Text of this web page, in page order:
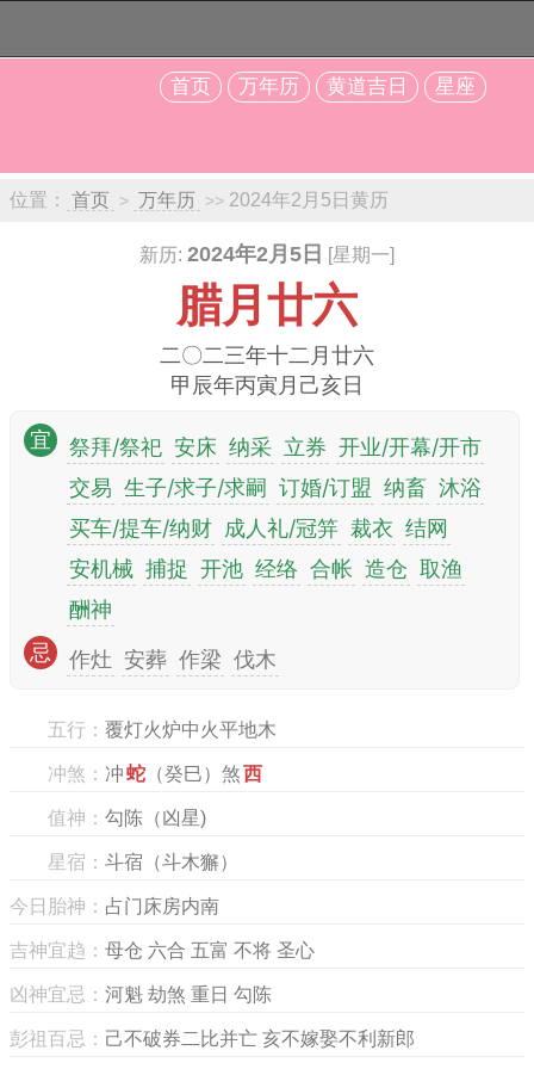
首页 万年历 黄道吉日 星座
位置： 首页 > 万年历 >> 2024年2月5日黄历
新历: 2024年2月5日 [星期一]
腊月廿六
二〇二三年十二月廿六
甲辰年丙寅月己亥日
宜 祭拜/祭祀 安床 纳采 立券 开业/开幕/开市
交易 生子/求子/求嗣 订婚/订盟 纳畜 沐浴
买车/提车/纳财 成人礼/冠笄 裁衣 结网
安机械 捕捉 开池 经络 合帐 造仓 取渔
酬神
忌 作灶 安葬 作梁 伐木
五行： 覆灯火炉中火平地木
冲煞： 冲蛇 （癸巳）煞西
值神： 勾陈（凶星)
星宿： 斗宿（斗木獬）
今日胎神： 占门床房内南
吉神宜趋： 母仓 六合 五富 不将 圣心
凶神宜忌： 河魁 劫煞 重日 勾陈
彭祖百忌： 己不破券二比并亡 亥不嫁娶不利新郎